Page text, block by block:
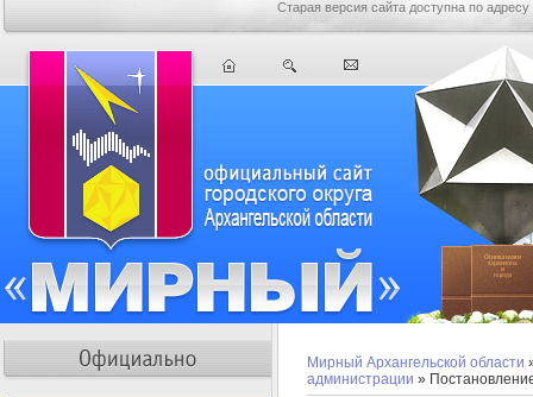
Старая версия сайта доступна по адресу
Мирный Архангельской области
администрации »